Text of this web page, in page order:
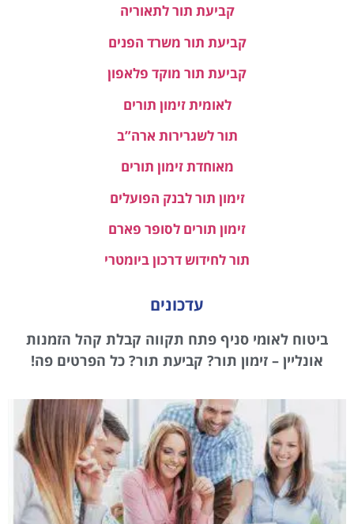
קביעת תור לתאוריה
קביעת תור משרד הפנים
קביעת תור מוקד פלאפון
לאומית זימון תורים
תור לשגרירות ארה”ב
מאוחדת זימון תורים
זימון תור לבנק הפועלים
זימון תורים לסופר פארם
תור לחידוש דרכון ביומטרי
עדכונים
ביטוח לאומי סניף פתח תקווה קבלת קהל הזמנות
אונליין – זימון תור? קביעת תור? כל הפרטים פה!